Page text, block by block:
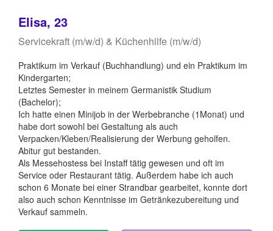
Elisa, 23
Servicekraft (m/w/d) & Küchenhilfe (m/w/d)
Praktikum im Verkauf (Buchhandlung) und ein Praktikum im
Kindergarten;
Letztes Semester in meinem Germanistik Studium
(Bachelor);
Ich hatte einen Minijob in der Werbebranche (1Monat) und
habe dort sowohl bei Gestaltung als auch
Verpacken/Kleben/Realisierung der Werbung geholfen.
Abitur gut bestanden.
Als Messehostess bei Instaff tätig gewesen und oft im
Service oder Restaurant tätig. Außerdem habe ich auch
schon 6 Monate bei einer Strandbar gearbeitet, konnte dort
also auch schon Kenntnisse im Getränkezubereitung und
Verkauf sammeln.